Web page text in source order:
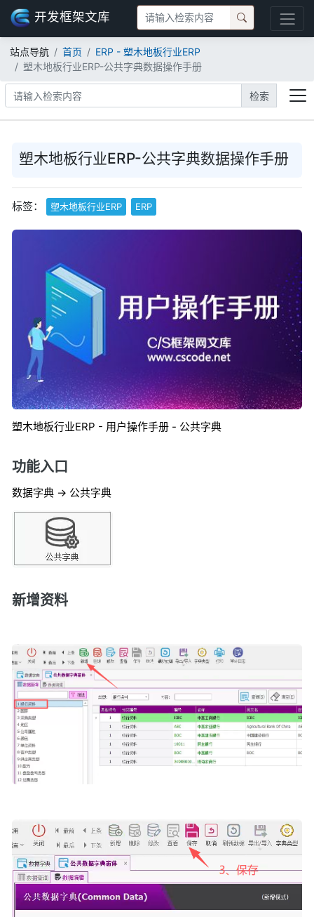
开发框架文库
站点导航 首页
ERP - 塑木地板行业ERP
塑木地板行业ERP-公共字典数据操作手册
检索
塑木地板行业ERP-公共字典数据操作手册
标签： 塑木地板行业ERP ERP
塑木地板行业ERP - 用户操作手册 - 公共字典
功能入口
数据字典 -> 公共字典
新增资料